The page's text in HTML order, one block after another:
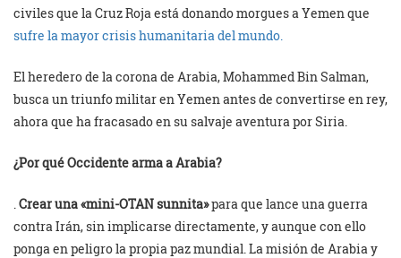
civiles que la Cruz Roja está donando morgues a Yemen que
sufre la mayor crisis humanitaria del mundo.
El heredero de la corona de Arabia, Mohammed Bin Salman,
busca un triunfo militar en Yemen antes de convertirse en rey,
ahora que ha fracasado en su salvaje aventura por Siria.
¿Por qué Occidente arma a Arabia?
.Crear una «mini-OTAN sunnita»para que lance una guerra
contra Irán, sin implicarse directamente, y aunque con ello
ponga en peligro la propia paz mundial. La misión de Arabia y